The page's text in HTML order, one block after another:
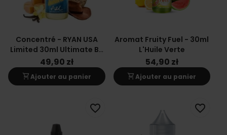
Concentré - RYAN USA
Limited 30ml Ultimate By
AL
49,90 zł
shopping_cartAjouter au panier
Aromat Fruity Fuel - 30ml
L'Huile Verte
54,90 zł
shopping_cartAjouter au panier
favorite_border favorite_border